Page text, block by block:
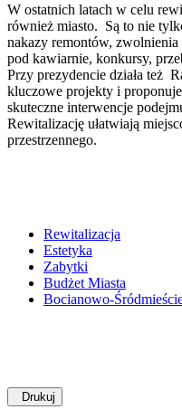
W ostatnich latach w celu
również miasto. Są to nie
nakazy remontów, zwolnienia
pod kawiarnie, konkursy,
Przy prezydencie działa też
kluczowe projekty i
skuteczne interwencje
Rewitalizację ułatwiają
przestrzennego.
Rewitalizacja
Estetyka
Zabytki
Budżet Miasta
Bocianowo-
Drukuj